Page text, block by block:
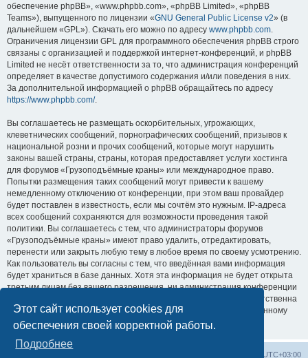
Этот сайт использует cookies для
обеспечения своей корректной работы.
Подробнее
обеспечение phpBB», «www.phpbb.com», «phpBB Limited», «phpBB
Teams»), выпущенного по лицензии «GNU General Public License v2» (в
дальнейшем «GPL»). Скачать его можно по адресу www.phpbb.com.
Ограничения лицензии GPL для программного обеспечения phpBB строго
связаны с организацией и поддержкой интернет-конференций, и phpBB
Limited не несёт ответственности за то, что администрация конференций
определяет в качестве допустимого содержания и/или поведения в них.
За дополнительной информацией о phpBB обращайтесь по адресу
https://www.phpbb.com/.
Вы соглашаетесь не размещать оскорбительных, угрожающих,
клеветнических сообщений, порнографических сообщений, призывов к
национальной розни и прочих сообщений, которые могут нарушить
законы вашей страны, страны, которая предоставляет услуги хостинга
для форумов «Грузоподъёмные краны» или международное право.
Попытки размещения таких сообщений могут привести к вашему
немедленному отключению от конференции, при этом ваш провайдер
будет поставлен в известность, если мы сочтём это нужным. IP-адреса
всех сообщений сохраняются для возможности проведения такой
политики. Вы соглашаетесь с тем, что администраторы форумов
«Грузоподъёмные краны» имеют право удалить, отредактировать,
перенести или закрыть любую тему в любое время по своему усмотрению.
Как пользователь вы согласны с тем, что введённая вами информация
будет храниться в базе данных. Хотя эта информация не будет открыта
третьим лицам без вашего разрешения, ни администрация конференции
«Грузоподъёмные краны», ни phpBB Limited не может быть ответственна
за действия хакеров, которые могут привести к несанкционированному
доступу к ней.
UTC+03:00